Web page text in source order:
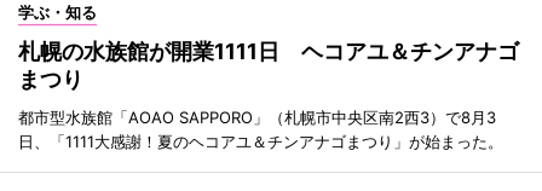
学ぶ・知る
札幌の水族館が開業1111日 ヘコアユ＆チンアナゴ
まつり
都市型水族館「AOAO SAPPORO」（札幌市中央区南2西3）で8月3
日、「1111大感謝！夏のヘコアユ＆チンアナゴまつり」が始まった。